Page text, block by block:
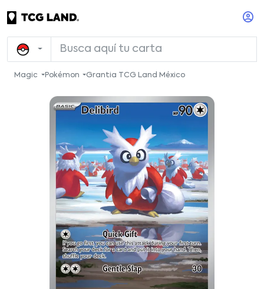
Magic Pokémon Grantia TCG Land México